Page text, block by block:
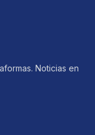
Noticias en